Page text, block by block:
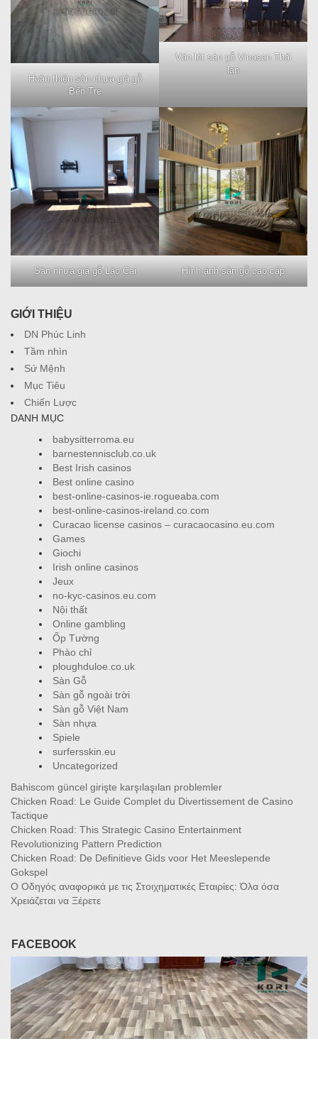
Hoàn thiện sàn nhựa giả gỗ
Bến Tre
Ván lót sàn gỗ Vinasan Thái
lan
Sàn nhựa giả gỗ Lào Cai Hình ảnh sàn gỗ cao cấp
GIỚI THIỆU
DN Phúc Linh
Tầm nhìn
Sứ Mệnh
Mục Tiêu
Chiến Lược
DANH MỤC
babysitterroma.eu
barnestennisclub.co.uk
Best Irish casinos
Best online casino
best-online-casinos-ie.rogueaba.com
best-online-casinos-ireland.co.com
Curacao license casinos – curacaocasino.eu.com
Games
Giochi
Irish online casinos
Jeux
no-kyc-casinos.eu.com
Nội thất
Online gambling
Ốp Tường
Phào chỉ
ploughduloe.co.uk
Sàn Gỗ
Sàn gỗ ngoài trời
Sàn gỗ Việt Nam
Sàn nhựa
Spiele
surfersskin.eu
Uncategorized
Bahiscom güncel girişte karşılaşılan problemler
Chicken Road: Le Guide Complet du Divertissement de Casino
Tactique
Chicken Road: This Strategic Casino Entertainment
Revolutionizing Pattern Prediction
Chicken Road: De Definitieve Gids voor Het Meeslepende
Gokspel
Ο Οδηγός αναφορικά με τις Στοιχηματικές Εταιρίες: Όλα όσα
Χρειάζεται να Ξέρετε
FACEBOOK